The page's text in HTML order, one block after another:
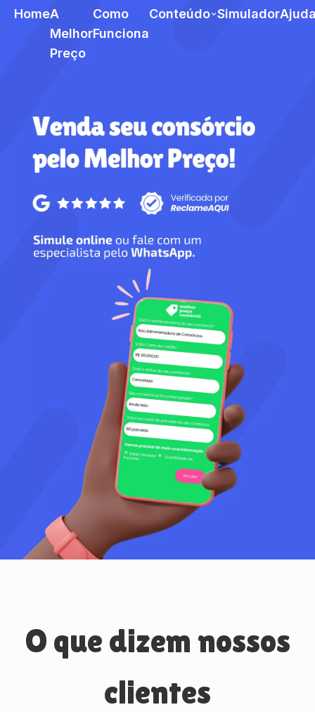
HomeA
Melhor
Preço
Como
Funciona
Conteúdo Simulador
O que dizem nossos
clientes